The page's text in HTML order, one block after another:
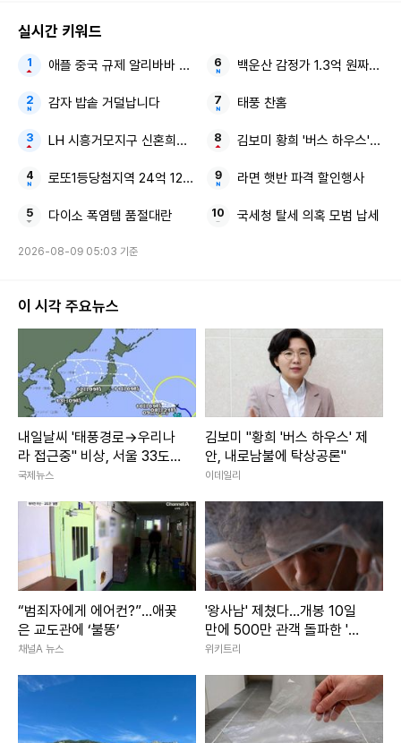
실시간 키워드
애플 중국 규제 알리바바 큐원
감자 밥솥 거덜납니다
LH 시흥거모지구 신혼희망타운
로또1등당첨지역 24억 1236회
다이소 폭염템 품절대란
백운산 감정가 1.3억 원짜리 깜
태풍 찬홈
김보미 황희 '버스 하우스' 국힘
라면 햇반 파격 할인행사
국세청 탈세 의혹 모범 납세
2026-08-09 05:03 기준
이 시각 주요뉴스
내일날씨 '태풍경로→우리나
라 접근중" 비상, 서울 33도
폭염
국제뉴스
김보미 "황희 '버스 하우스' 제
안, 내로남불에 탁상공론"
이데일리
“범죄자에게 에어컨?”…애꿎
은 교도관에 ‘불똥’
채널A 뉴스
'왕사남' 제쳤다…개봉 10일
만에 500만 관객 돌파한 '대
작 영화'
위키트리